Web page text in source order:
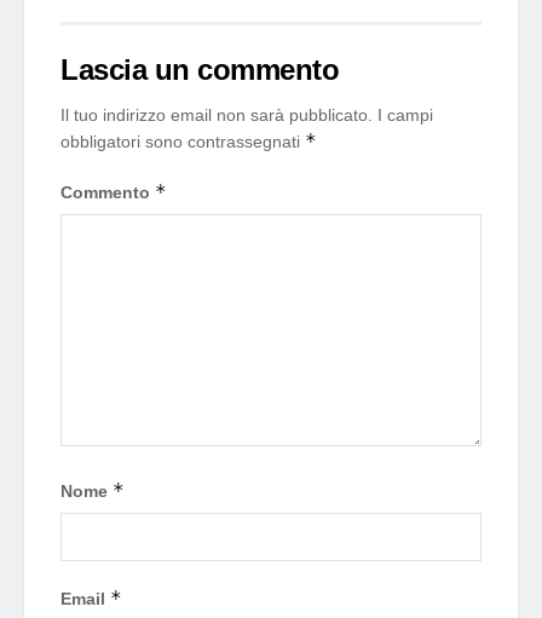
Lascia un commento
Il tuo indirizzo email non sarà pubblicato. I campi
obbligatori sono contrassegnati *
Commento *
Nome *
Email *